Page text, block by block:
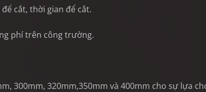
cắt, thời gian để cắt.
phí trên công trường.
300mm, 320mm,350mm và 400mm cho sự lựa